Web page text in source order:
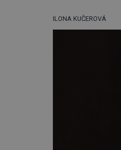
ILONA KUČEROVÁ